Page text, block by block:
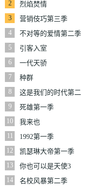
2
烈焰焚情
3
营销伎巧第三季
4
不对等的爱情第二季
5
引客入室
6
一代天骄
7
种群
8
这是我们的时代第二
季
9
死雄第一季
10
我来也
11
1992第一季
12
凯瑟琳大帝第一季
13
你也可以是天使3
14
名校风暴第二季